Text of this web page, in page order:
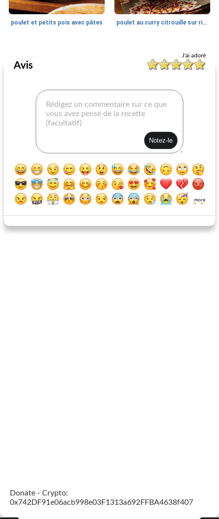
poulet et petits pois avec pâtes poulet au curry citrouille sur riz aux noix de cajou
poulet pique-nique croustillant poulet dans un nuage
J'ai adoré
Avis
more
Donate - Crypto:
0x742DF91e06acb998e03F1313a692FFBA4638f407